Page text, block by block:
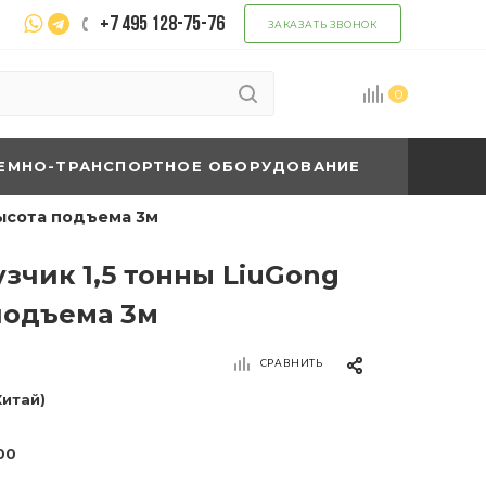
+7 495 128-75-76 ЗАКАЗАТЬ ЗВОНОК
0
ТРАНСПОРТНОЕ ОБОРУДОВАНИЕ
подъема 3м
1,5 тонны LiuGong
3м
СРАВНИТЬ